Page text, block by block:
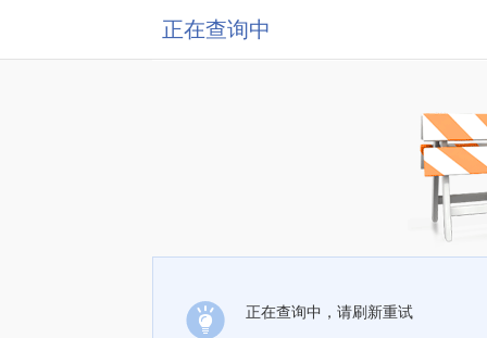
正在查询中
正在查询中，请刷新重试